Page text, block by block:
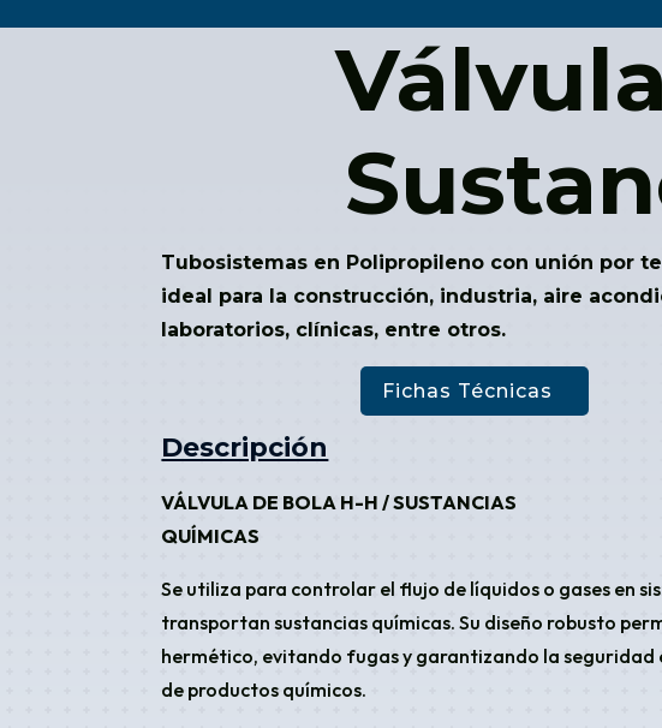
Tubosistemas en Polipropileno con unión por
ideal para la construcción, industria, aire
laboratorios, clínicas, entre otros.
Fichas Técnicas
Descripción
VÁLVULA DE BOLA H-H / SUSTANCIAS
QUÍMICAS
Se utiliza para controlar el flujo de líquidos o gases en
transportan sustancias químicas. Su diseño robusto
hermético, evitando fugas y garantizando la seguridad
de productos químicos.